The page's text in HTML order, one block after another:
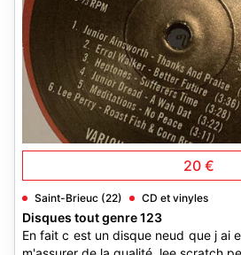
20 €
Saint-Brieuc (22) CD et vinyles
Disques tout genre 123
En fait c est un disque neud que j ai